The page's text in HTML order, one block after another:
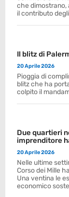
che dimostrano,
il contributo
Il blitz di
20 Aprile 2026
Pioggia di
blitz che ha
colpito il
Due quartieri
imprenditore
20 Aprile 2026
Nelle ultime
Corso dei Mille
Una ventina le
economico